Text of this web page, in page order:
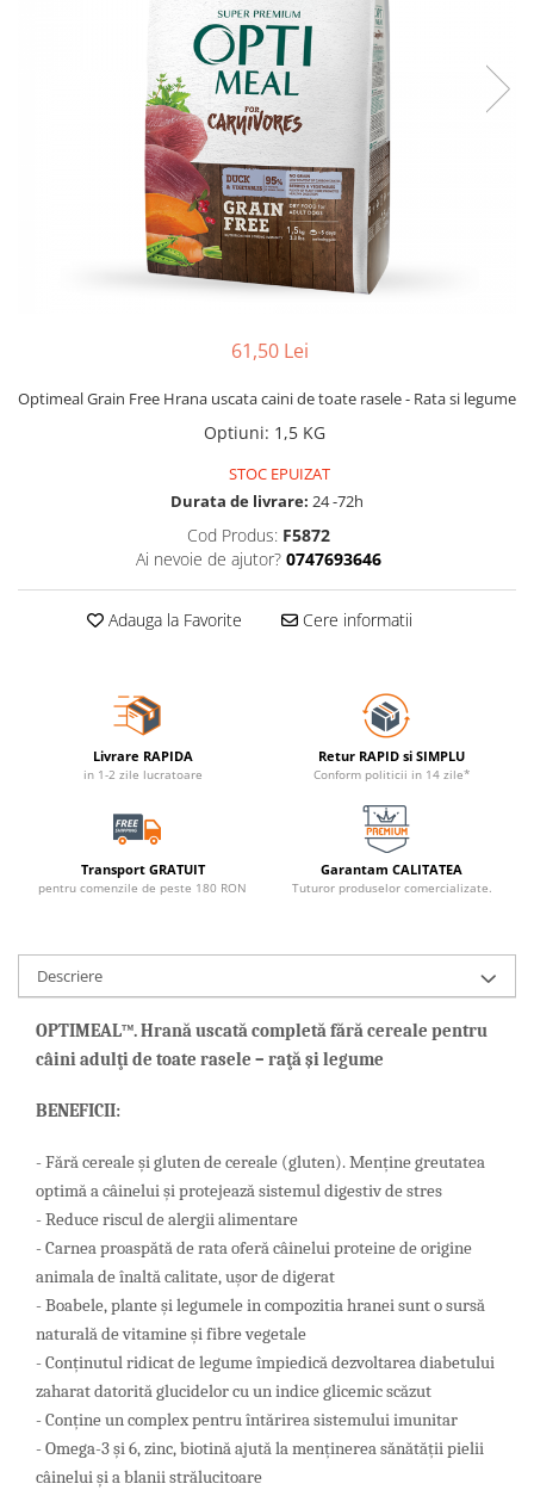
61,50 Lei
Optimeal Grain Free Hrana uscata caini de toate rasele - Rata si legume
Optiuni: 1,5 KG
STOC EPUIZAT
Durata de livrare: 24 -72h
Cod Produs: F5872
Ai nevoie de ajutor? 0747693646
Adauga la Favorite Cere informatii
Livrare RAPIDA
in 1-2 zile lucratoare
Retur RAPID si SIMPLU
Conform politicii in 14 zile*
Transport GRATUIT
pentru comenzile de peste 180 RON
Garantam CALITATEA
Tuturor produselor comercializate.
Descriere
OPTIMEAL™. Hrană uscată completă fără cereale pentru
câini adulţi de toate rasele – raţă şi legume
BENEFICII:
- Fără cereale și gluten de cereale (gluten). Menține greutatea
optimă a câinelui și protejează sistemul digestiv de stres
- Reduce riscul de alergii alimentare
- Carnea proaspătă de rata oferă câinelui proteine de origine ​​
animala de înaltă calitate, ușor de digerat
- Boabele, plante și legumele in compozitia hranei sunt o sursă
naturală de vitamine și fibre vegetale
- Conținutul ridicat de legume împiedică dezvoltarea diabetului
zaharat datorită glucidelor cu un indice glicemic scăzut
- Conține un complex pentru întărirea sistemului imunitar
- Omega-3 și 6, zinc, biotină ajută la menținerea sănătății pielii
câinelui și a blanii strălucitoare